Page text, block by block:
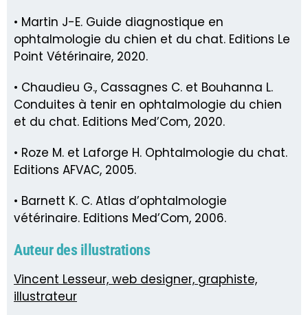
• Martin J-E. Guide diagnostique en
ophtalmologie du chien et du chat. Editions Le
Point Vétérinaire, 2020.
• Chaudieu G., Cassagnes C. et Bouhanna L.
Conduites à tenir en ophtalmologie du chien
et du chat. Editions Med’Com, 2020.
• Roze M. et Laforge H. Ophtalmologie du chat.
Editions AFVAC, 2005.
• Barnett K. C. Atlas d’ophtalmologie
vétérinaire. Editions Med’Com, 2006.
Auteur des illustrations
Vincent Lesseur, web designer, graphiste,
illustrateur